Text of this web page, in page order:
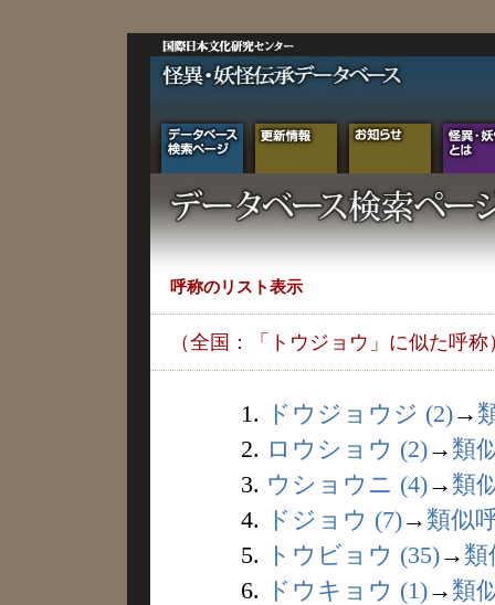
呼称のリスト表示
（全国：「トウジョウ」に似た呼称
1. ドウジョウジ (2)→
2. ロウショウ (2)→ 類
3. ウショウニ (4)→ 類
4.
ドジョウ (7)→ 類似
5.
トウビョウ (35)→ 類
6.
ドウキョウ (1)→ 類